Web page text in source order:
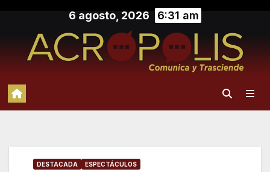
contenido
6 agosto, 2026 6:31 am
DESTACADA ESPECTÁCULOS